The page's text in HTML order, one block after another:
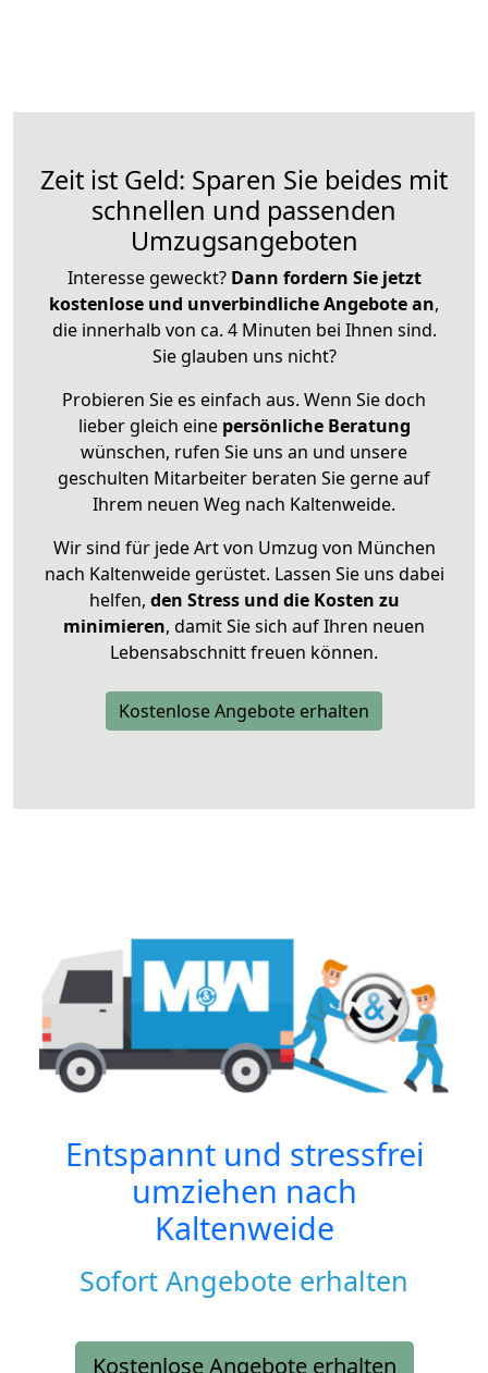
Zeit ist Geld: Sparen Sie beides mit
schnellen und passenden
Umzugsangeboten
Interesse geweckt? Dann fordern Sie jetzt
kostenlose und unverbindliche Angebote an,
die innerhalb von ca. 4 Minuten bei Ihnen sind.
Sie glauben uns nicht?
Probieren Sie es einfach aus. Wenn Sie doch
lieber gleich eine persönliche Beratung
wünschen, rufen Sie uns an und unsere
geschulten Mitarbeiter beraten Sie gerne auf
Ihrem neuen Weg nach Kaltenweide.
Wir sind für jede Art von Umzug von München
nach Kaltenweide gerüstet. Lassen Sie uns dabei
helfen, den Stress und die Kosten zu
minimieren, damit Sie sich auf Ihren neuen
Lebensabschnitt freuen können.
Kostenlose Angebote erhalten
Entspannt und stressfrei
umziehen nach
Kaltenweide
Sofort Angebote erhalten
Kostenlose Angebote erhalten